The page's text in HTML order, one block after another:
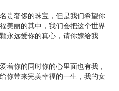
奢侈的珠宝，但是我们希望你
美丽的其中，我们会把这个世界
永远爱你的真心，请你嫁给我
你的同时你的心里面也有我，
你带来完美幸福的一生，我的女